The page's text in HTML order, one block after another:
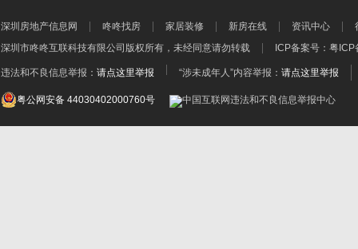
深圳房地产信息网 咚咚找房 家居装修 新房在线 资讯中心
深圳市咚咚互联科技有限公司 版权所有，未经同意请勿转载 ICP备案号： 粤ICP
违法和不良信息举报： 请点这里举报 “涉未成年人”内容举报： 请点这里举报
粤公网安备 44030402000760号